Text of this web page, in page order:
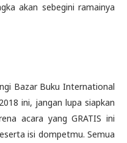
akan sebegini ramainya
Bazar Buku International
ini, jangan lupa siapkan
acara yang GRATIS ini
isi dompetmu. Semua